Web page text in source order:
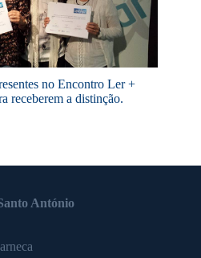
no Encontro Ler +
receberem a distinção.
António